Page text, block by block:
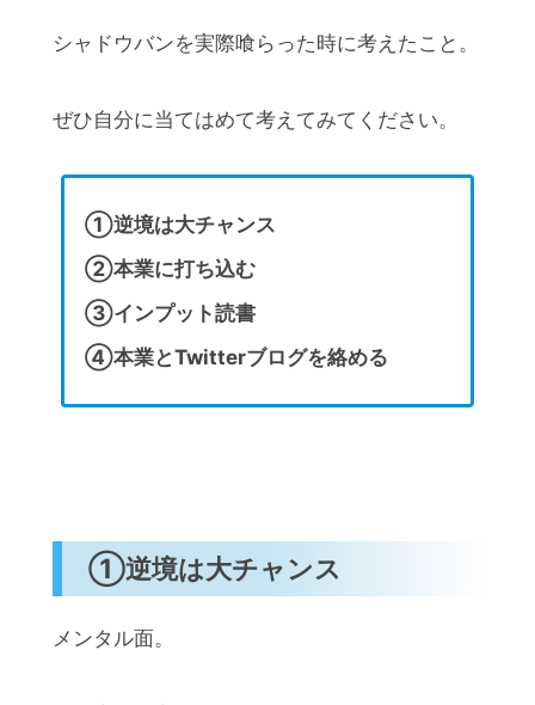
シャドウバンを実際喰らった時に考えたこと。
ぜひ自分に当てはめて考えてみてください。
①逆境は大チャンス
②本業に打ち込む
③インプット読書
④本業とTwitterブログを絡める
①逆境は大チャンス
メンタル面。